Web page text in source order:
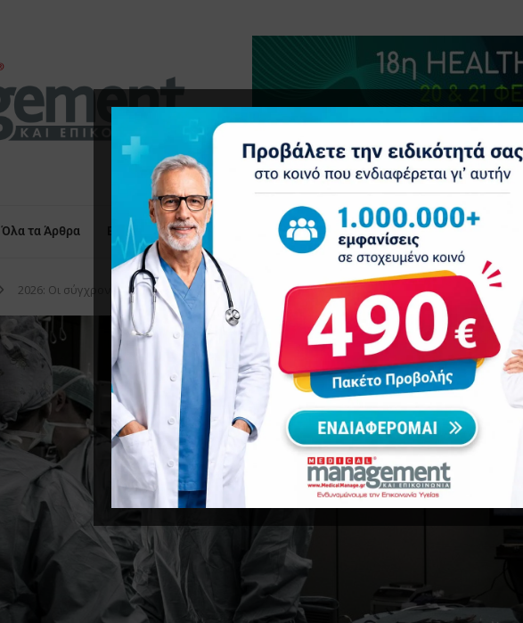
Όλα τα Άρθρα Επικαιρότητα Δελτία Τύπου Προβολή Ιατρού
2026: Οι σύγχρονες προκλήσεις για τον ιατρικό κλάδο